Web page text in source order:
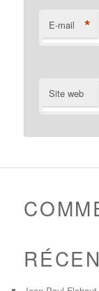
E-mail *
Site web